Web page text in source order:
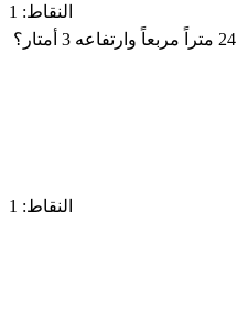
النقاط: 1
24متراً مربعاً وارتفاعه 3أمتار؟
النقاط: 1